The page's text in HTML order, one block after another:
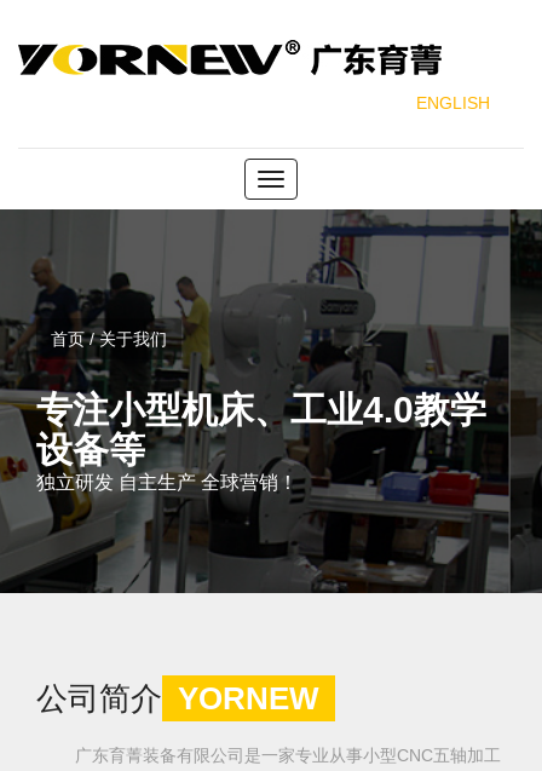
ENGLISH
Toggle
navigation
首页 / 关于我们
专注小型机床、工业4.0教学
设备等
独立研发 自主生产 全球营销！
公司简介 YORNEW
广东育菁装备有限公司是一家专业从事小型CNC五轴加工